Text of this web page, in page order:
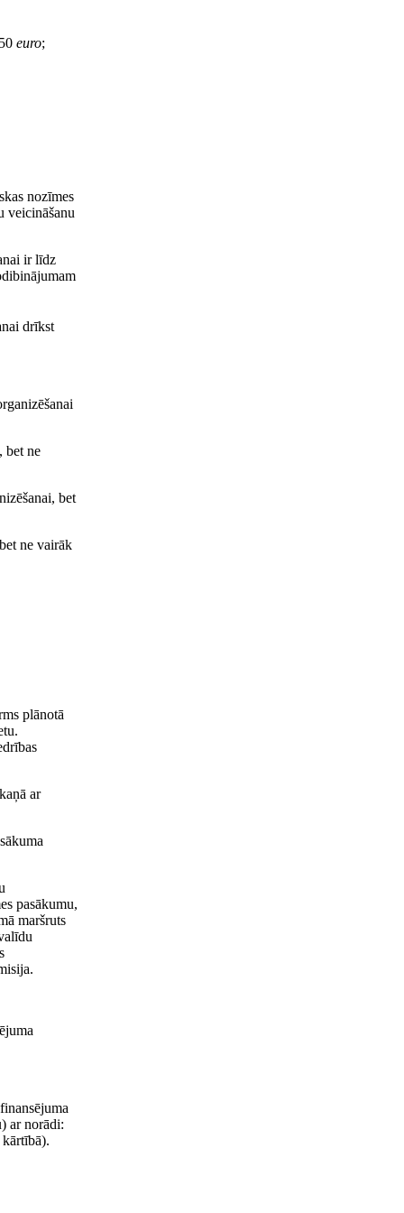
euro;
nozīmes
veicināšanu
ir līdz
drīkst
bet ne
bet
ne vairāk
plānotā
ar
pasākumu,
maršruts
ar norādi: